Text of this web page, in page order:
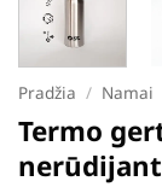
Pradžia / Namai
Termo